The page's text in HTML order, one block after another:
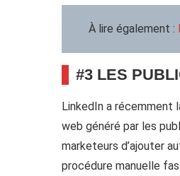
À lire également :
#3 LES
LinkedIn a récemment
web généré par les
marketeurs d’ajouter
procédure manuelle